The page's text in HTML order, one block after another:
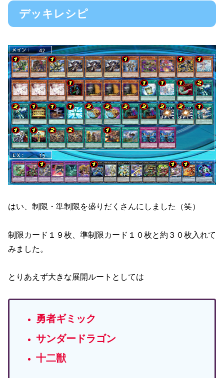
デッキレシピ
はい、制限・準制限を盛りだくさんにしました（笑）
制限カード１９枚、準制限カード１０枚と約３０枚入れて
みました。
とりあえず大きな展開ルートとしては
勇者ギミック
サンダードラゴン
十二獣